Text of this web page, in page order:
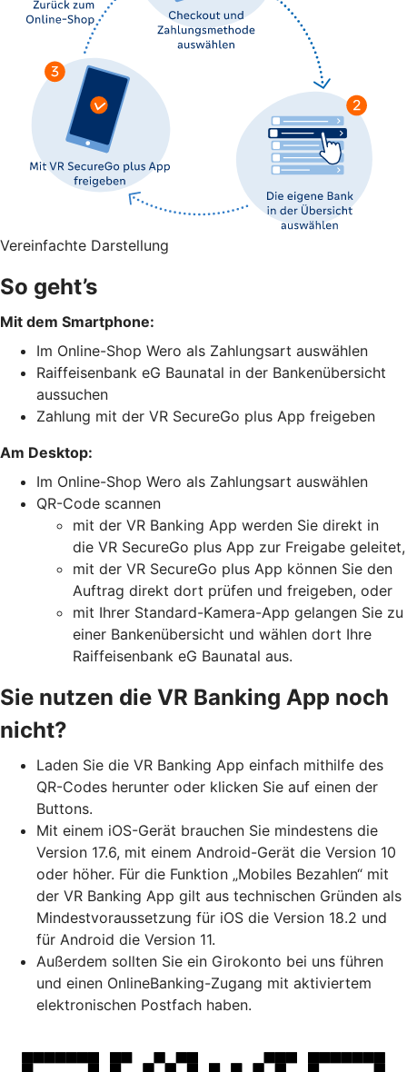
Vereinfachte Darstellung
So geht’s
Mit dem Smartphone:
Im Online-Shop Wero als Zahlungsart auswählen
Raiffeisenbank eG Baunatal in der Bankenübersicht
aussuchen
Zahlung mit der VR SecureGo plus App freigeben
Am Desktop:
Im Online-Shop Wero als Zahlungsart auswählen
QR-Code scannen
mit der VR Banking App werden Sie direkt in
die VR SecureGo plus App zur Freigabe geleitet,
mit der VR SecureGo plus App können Sie den
Auftrag direkt dort prüfen und freigeben, oder
mit Ihrer Standard-Kamera-App gelangen Sie zu
einer Bankenübersicht und wählen dort Ihre
Raiffeisenbank eG Baunatal aus.
Sie nutzen die VR Banking App noch
nicht?
Laden Sie die VR Banking App einfach mithilfe des
QR-Codes herunter oder klicken Sie auf einen der
Buttons.
Mit einem iOS-Gerät brauchen Sie mindestens die
Version 17.6, mit einem Android-Gerät die Version 10
oder höher. Für die Funktion „Mobiles Bezahlen“ mit
der VR Banking App gilt aus technischen Gründen als
Mindestvoraussetzung für iOS die Version 18.2 und
für Android die Version 11.
Außerdem sollten Sie ein Girokonto bei uns führen
und einen OnlineBanking-Zugang mit aktiviertem
elektronischen Postfach haben.